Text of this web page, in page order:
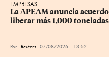
EMPRESAS
La APEAM anuncia
liberar más 1,000
Por Reuters 07/08/2026 - 13:52